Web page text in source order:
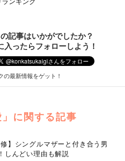
記事はいかがでしたか？
入ったらフォローしよう！
の最新情報をゲット！
」に関する記事
修】シングルマザーと付き合う男
しんどい理由も解説